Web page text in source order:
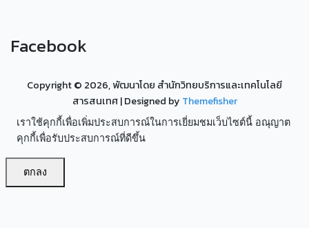
Facebook
Copyright © 2026, พัฒนาโดย สำนักวิทยบริการและเทคโนโลยี
สารสนเทศ| Designed by Themefisher
เราใช้คุกกี้เพื่อเพิ่มประสบการณ์ในการเยี่ยมชมเว็บไซต์นี้ อณุญาต
คุกกี้เพื่อรับประสบการณ์ที่ดีขึ้น
ตกลง